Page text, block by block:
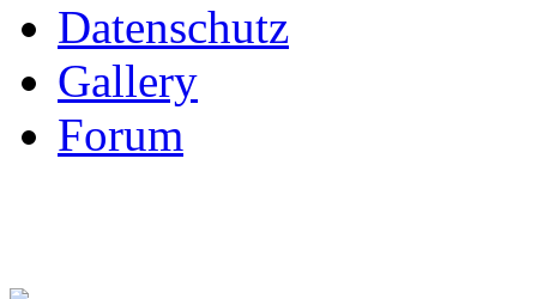
Datenschutz
Gallery
Forum